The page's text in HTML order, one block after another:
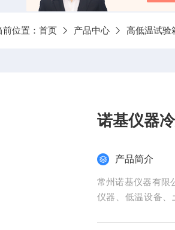
前位置：首页 产品中心 高低温试验
诺基仪器
产品简介
常州诺基仪器有限
仪器、低温设备、
业。公司主营产